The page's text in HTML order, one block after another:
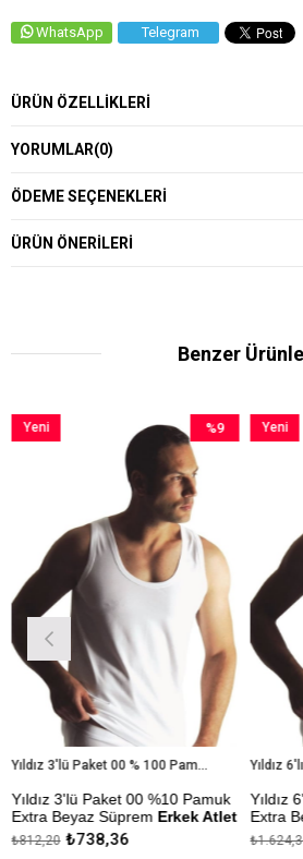
WhatsApp Telegram
ÜRÜN ÖZELLIKLERI
YORUMLAR(0)
ÖDEME SEÇENEKLERI
ÜRÜN ÖNERILERI
Benzer
Yıldız 3'lü Paket 00 % 100 Pamuk Extra Beyaz Süprem Erkek Atlet
3'lü Paket 00 %10 Pamuk
Beyaz SüpremErkek Atlet
Sanfor Testi
₺738,36
%9
İndirim
%9İndirim
Yeni
Yıldız 6'lı
Extra
₺1.624,39
Yeni